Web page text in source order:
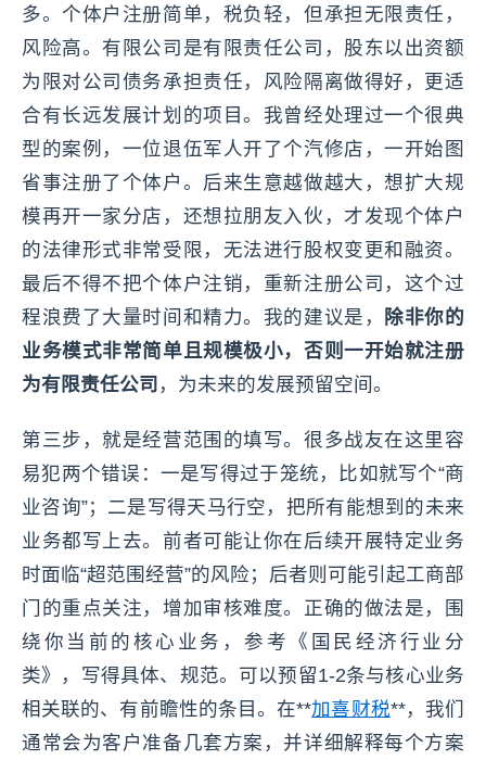
多。个体户注册简单，税负轻，但承担无限责任，
风险高。有限公司是有限责任公司，股东以出资额
为限对公司债务承担责任，风险隔离做得好，更适
合有长远发展计划的项目。我曾经处理过一个很典
型的案例，一位退伍军人开了个汽修店，一开始图
省事注册了个体户。后来生意越做越大，想扩大规
模再开一家分店，还想拉朋友入伙，才发现个体户
的法律形式非常受限，无法进行股权变更和融资。
最后不得不把个体户注销，重新注册公司，这个过
程浪费了大量时间和精力。我的建议是，
除非你的
业务模式非常简单且规模极小，否则一开始就注册
为有限责任公司 ，为未来的发展预留空间。
第三步，就是经营范围的填写。很多战友在这里容
易犯两个错误：一是写得过于笼统，比如就写个“商
业咨询”；二是写得天马行空，把所有能想到的未来
业务都写上去。前者可能让你在后续开展特定业务
时面临“超范围经营”的风险；后者则可能引起工商部
门的重点关注，增加审核难度。正确的做法是，围
绕你当前的核心业务，参考《国民经济行业分
类》，写得具体、规范。可以预留1-2条与核心业务
相关联的、有前瞻性的条目。在**加喜财税**，我们
通常会为客户准备几套方案，并详细解释每个方案